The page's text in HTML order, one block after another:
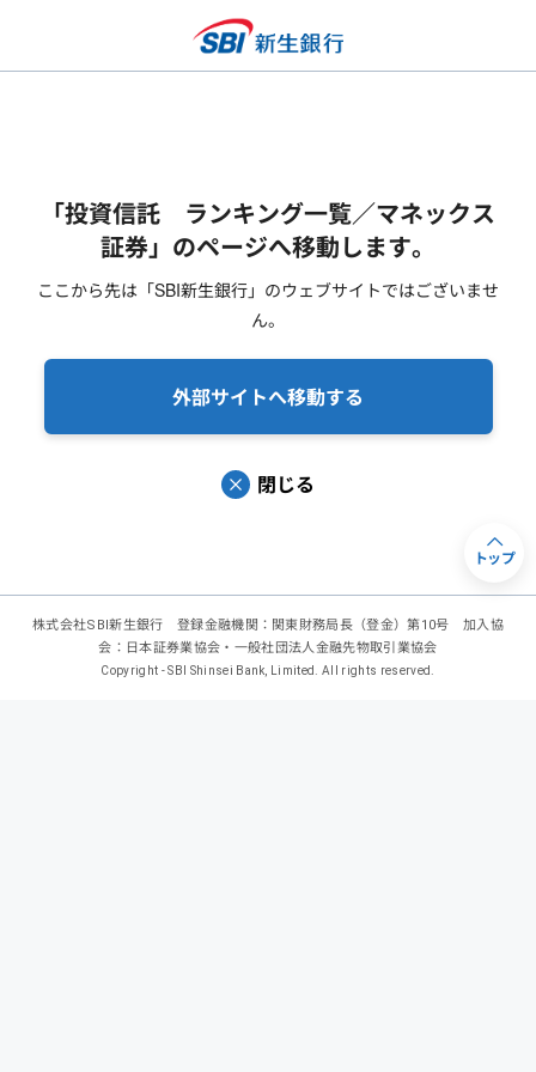
「投資信託 ランキング一覧／マネックス
証券」のページへ移動します。
ここから先は「SBI新生銀行」のウェブサイトではございませ
ん。
外部サイトへ移動する
閉じる
株式会社SBI新生銀行 登録金融機関：関東財務局長（登金）第10号 加入協
会：日本証券業協会・一般社団法人金融先物取引業協会
Copyright - SBI Shinsei Bank, Limited. All rights reserved.
トップ